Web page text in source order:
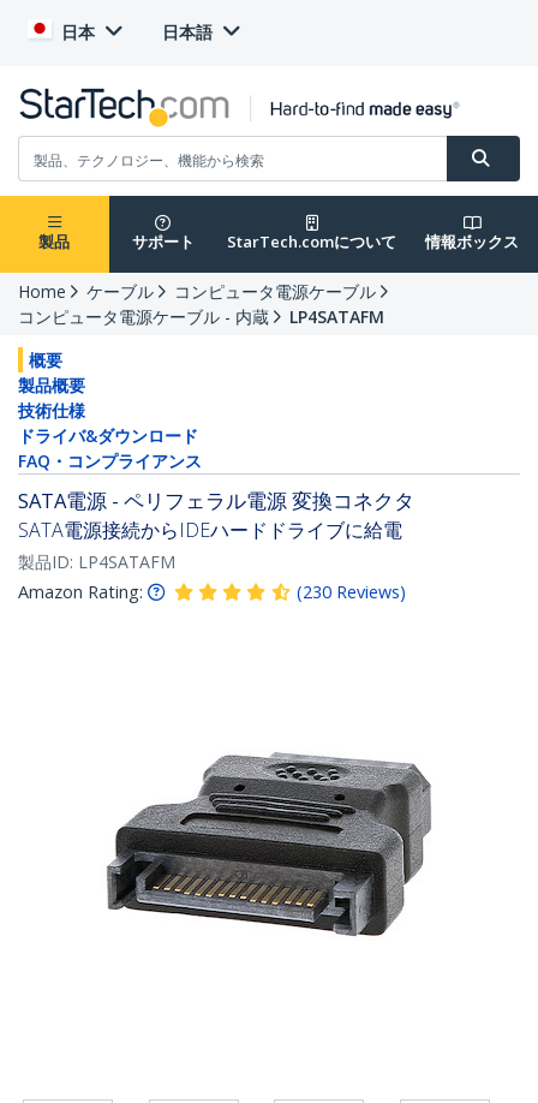
日本 日本語
製品 サポート StarTech.comについて 情報ボックス
Home ケーブル
コンピュータ電源ケーブル
コンピュータ電源ケーブル - 内蔵
LP4SATAFM
概要
製品概要
技術仕様
ドライバ&ダウンロード
FAQ・コンプライアンス
SATA電源 - ペリフェラル電源 変換コネクタ
SATA電源接続からIDEハードドライブに給電
製品ID: LP4SATAFM
Amazon Rating:
(230 Reviews)